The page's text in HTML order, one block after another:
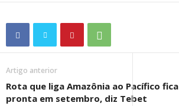
Artigo anterior
Rota que liga Amazônia ao Pacífico fica
pronta em setembro, diz Tebet